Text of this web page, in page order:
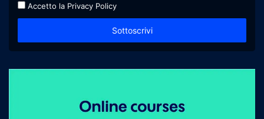
Accetto la Privacy Policy